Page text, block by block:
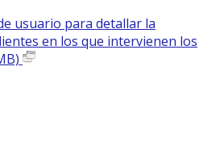
usuario para detallar la
en los que intervienen los